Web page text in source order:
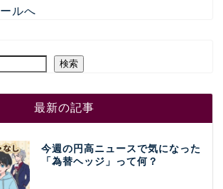
ルへ
検索
最新の記事
今週の円高ニュースで気になった
「為替ヘッジ」って何？